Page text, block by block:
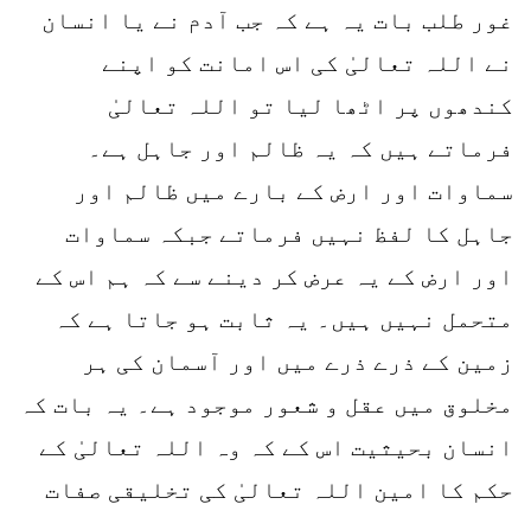
غور طلب بات یہ ہے کہ جب آدم نے یا انسان
نے اللہ تعالیٰ کی اس امانت کو اپنے
کندھوں پر اٹھا لیا تو اللہ تعالیٰ
فرماتے ہیں کہ یہ ظالم اور جاہل ہے۔
سماوات اور ارض کے بارے میں ظالم اور
جاہل کا لفظ نہیں فرماتے جبکہ سماوات
اور ارض کے یہ عرض کر دینے سے کہ ہم اس کے
متحمل نہیں ہیں۔ یہ ثابت ہو جاتا ہے کہ
زمین کے ذرے ذرے میں اور آسمان کی ہر
مخلوق میں عقل و شعور موجود ہے۔ یہ بات کہ
انسان بحیثیت اس کے کہ وہ اللہ تعالیٰ کے
حکم کا امین اللہ تعالیٰ کی تخلیقی صفات